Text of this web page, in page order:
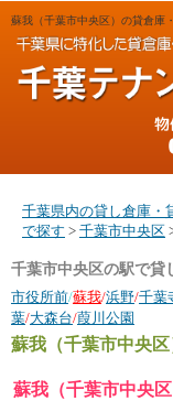
蘇我（千葉市中央区）の貸倉庫
千葉県内の貸し倉庫・
で探す > 千葉市中央区
千葉市中央区の駅で貸
市役所前/蘇我/浜野/千葉
葉/大森台/葭川公園
蘇我（千葉市中央区
蘇我（千葉市中央